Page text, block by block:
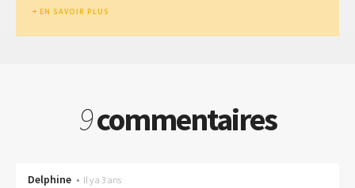
EN SAVOIR PLUS
9commentaires
Delphine • Il y a 3 ans